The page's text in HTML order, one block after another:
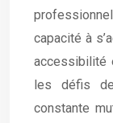
capacité à
accessibilité
les défis
constante